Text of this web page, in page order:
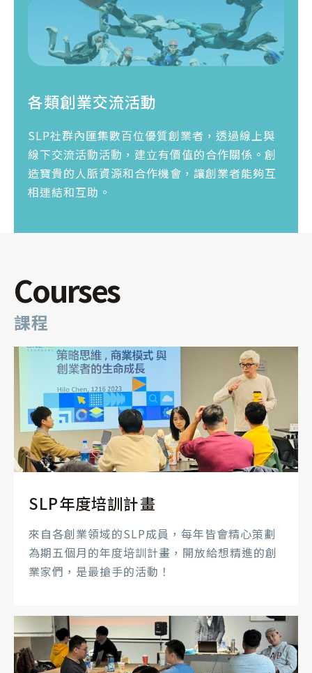
各類創業交流活動
SLP社群內匯集數百位優質創業者，透過線上與
線下交流活動活動，建立有價值的合作關係。創
造寶貴的人脈資源和合作機會，讓創業者能夠互
相連結和互助。
Courses
課程
SLP年度培訓計畫
來自各創業領域的SLP成員，每年皆會精心策劃
為期五個月的年度培訓計畫，開放給想精進的創
業家們，是最搶手的活動！